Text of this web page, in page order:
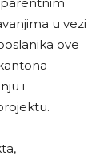
u vezi
ove
i